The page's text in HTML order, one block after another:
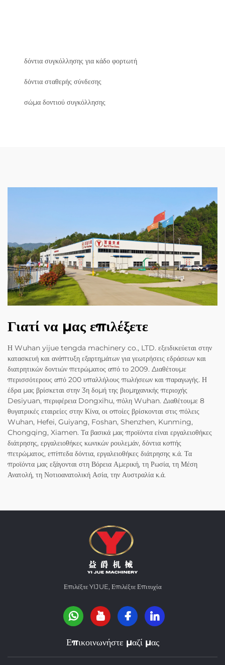
δόντια συγκόλλησης για κάδο φορτωτή
δόντια σταθερής σύνδεσης
σώμα δοντιού συγκόλλησης
Γιατί να μας επιλέξετε
Η Wuhan yijue tengda machinery co., LTD. εξειδικεύεται στην
κατασκευή και ανάπτυξη εξαρτημάτων για γεωτρήσεις εδράσεων και
διατρητικών δοντιών πετρώματος από το 2009. Διαθέτουμε
περισσότερους από 200 υπαλλήλους πωλήσεων και παραγωγής. Η
έδρα μας βρίσκεται στην 3η δομή της βιομηχανικής περιοχής
Desiyuan, περιφέρεια Dongxihu, πόλη Wuhan. Διαθέτουμε 8
θυγατρικές εταιρείες στην Κίνα, οι οποίες βρίσκονται στις πόλεις
Wuhan, Hefei, Guiyang, Foshan, Shenzhen, Kunming,
Chongqing, Xiamen. Τα βασικά μας προϊόντα είναι εργαλειοθήκες
διάτρησης, εργαλειοθήκες κωνικών ρουλεμάν, δόντια κοπής
πετρώματος, επίπεδα δόντια, εργαλειοθήκες διάτρησης κ.ά. Τα
προϊόντα μας εξάγονται στη Βόρεια Αμερική, τη Ρωσία, τη Μέση
Ανατολή, τη Νοτιοανατολική Ασία, την Αυστραλία κ.ά.
Επιλέξτε YIJUE, Επιλέξτε Επιτυχία
Επικοινωνήστε μαζί μας